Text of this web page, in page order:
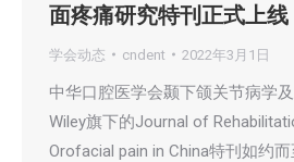
面疼痛研究特刊正式上线
学会动态 cndent 2022年3月1日
中华口腔医学会颞下颌关节病学
Wiley旗下的Journal of
Orofacial pain in China特刊如约而